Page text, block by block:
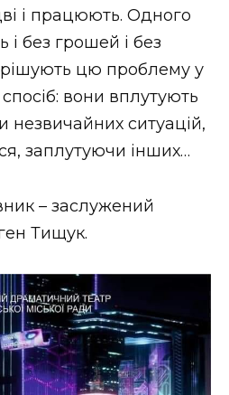
і працюють. Одного
без грошей і без
цю проблему у
вони вплутують
незвичайних ситуацій,
заплутуючи інших…
– заслужений
Тищук.